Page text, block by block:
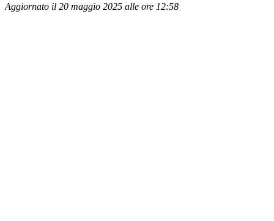
Aggiornato il 20 maggio 2025 alle ore 12:58